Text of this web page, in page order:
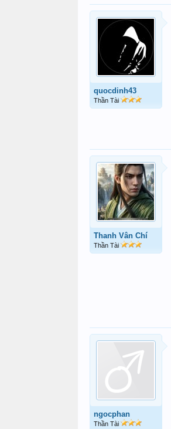
quocdinh43
Thần Tài
Thanh Vân Chí
Thần Tài
ngocphan
Thần Tài